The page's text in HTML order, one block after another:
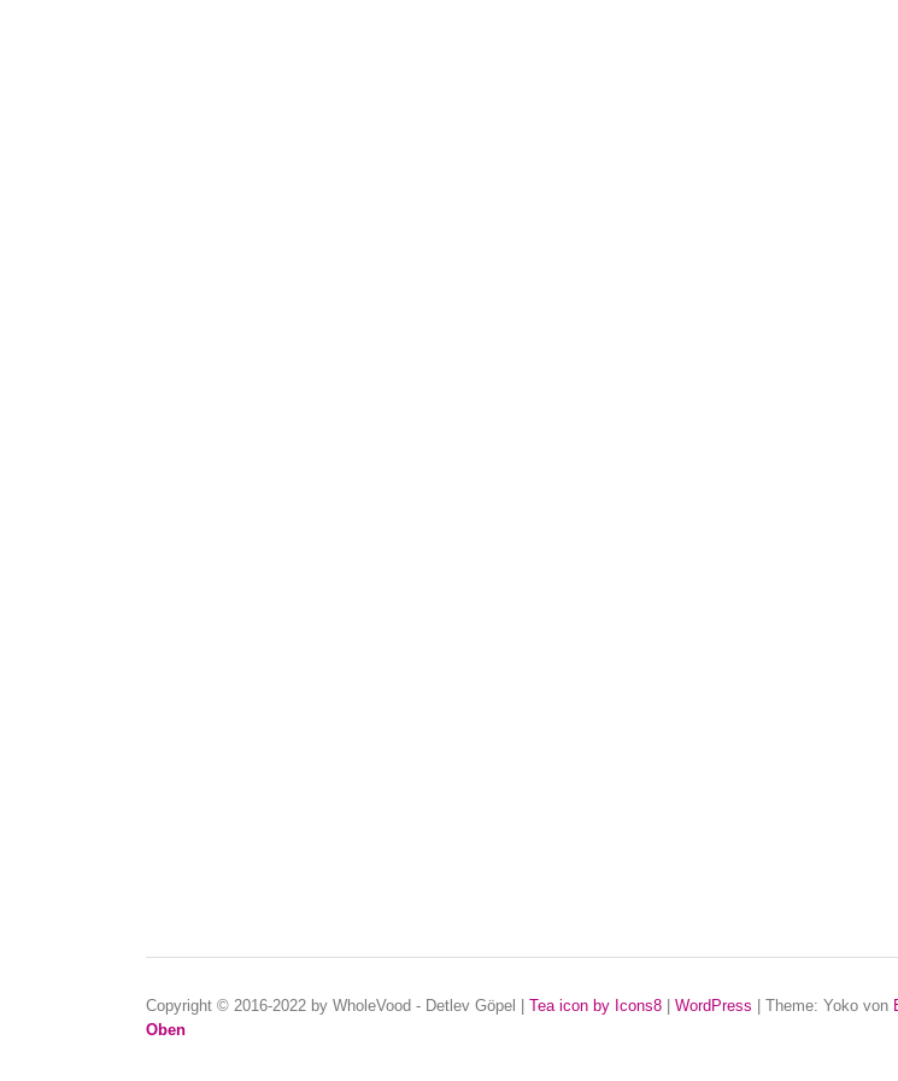
Copyright © 2016-2022 by WholeVood - Detlev Göpel Tea icon by Icons8 WordPress Theme: Yoko von
Oben